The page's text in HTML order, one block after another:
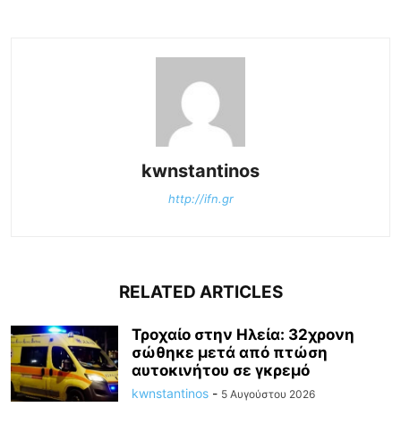
kwnstantinos
http://ifn.gr
RELATED ARTICLES
Τροχαίο στην Ηλεία: 32χρονη
σώθηκε μετά από πτώση
αυτοκινήτου σε γκρεμό
kwnstantinos - 5 Αυγούστου 2026